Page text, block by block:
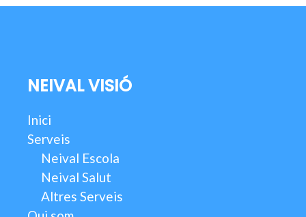
NEIVAL VISIÓ
Inici
Serveis
Neival Escola
Neival Salut
Altres Serveis